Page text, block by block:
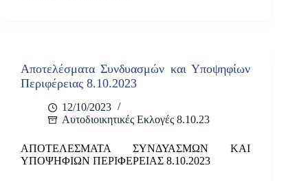
Αποτελέσματα Συνδυασμών και Υποψηφίων
Περιφέρειας 8.10.2023
12/10/2023
Αυτοδιοικητικές Εκλογές 8.10.23
ΑΠΟΤΕΛΕΣΜΑΤΑ ΣΥΝΔΥΑΣΜΩΝ ΚΑΙ
ΥΠΟΨΗΦΙΩΝ ΠΕΡΙΦΕΡΕΙΑΣ 8.10.2023